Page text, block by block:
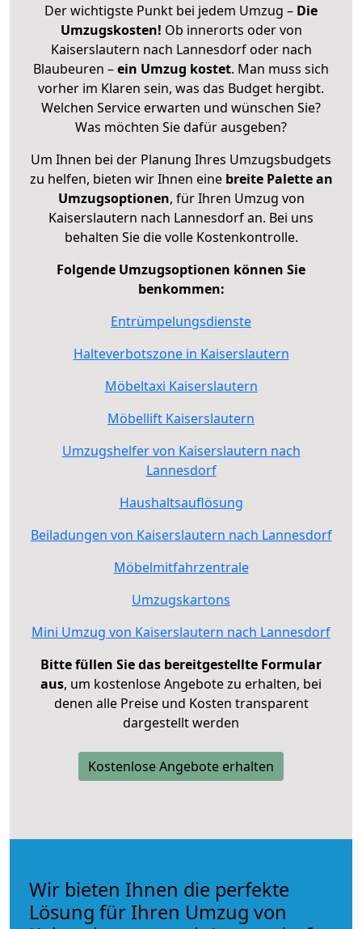
Der wichtigste Punkt bei jedem Umzug – Die
Umzugskosten! Ob innerorts oder von
Kaiserslautern nach Lannesdorf oder nach
Blaubeuren –ein Umzug kostet. Man muss sich
vorher im Klaren sein, was das Budget hergibt.
Welchen Service erwarten und wünschen Sie?
Was möchten Sie dafür ausgeben?
Um Ihnen bei der Planung Ihres Umzugsbudgets
zu helfen, bieten wir Ihnen eine breite Palette an
Umzugsoptionen, für Ihren Umzug von
Kaiserslautern nach Lannesdorf an. Bei uns
behalten Sie die volle Kostenkontrolle.
Folgende Umzugsoptionen können Sie
benkommen:
Entrümpelungsdienste
Halteverbotszone in Kaiserslautern
Möbeltaxi Kaiserslautern
Möbellift Kaiserslautern
Umzugshelfer von Kaiserslautern nach
Lannesdorf
Haushaltsauflösung
Beiladungen von Kaiserslautern nach Lannesdorf
Möbelmitfahrzentrale
Umzugskartons
Mini Umzug von Kaiserslautern nach Lannesdorf
Bitte füllen Sie das bereitgestellte Formular
aus, um kostenlose Angebote zu erhalten, bei
denen alle Preise und Kosten transparent
dargestellt werden
Kostenlose Angebote erhalten
Wir bieten Ihnen die perfekte
Lösung für Ihren Umzug von